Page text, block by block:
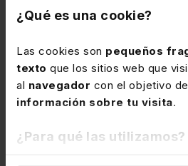
¿Qué es una cookie?
Las cookies son pequeños
texto que los sitios web que
al navegador con el objetivo de
información sobre tu visita.
¿Para qué las utilizamos?
razonada durante el período de
1 ENERO 2026
Homologación de
para la impartición de
sanitaria específica
Se establecen las condiciones